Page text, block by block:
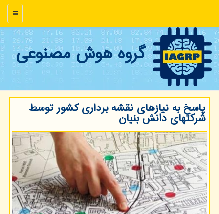
منو
گروه هوش مصنوعی
پاسخ به نیازهای نقشه برداری كشور توسط
شركتهای دانش بنیان